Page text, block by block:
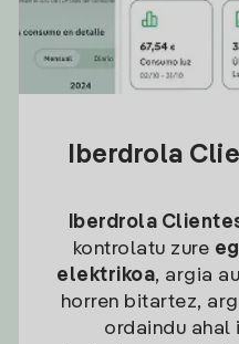
Iberdrola
Iberdrola
kontrolatu zure
elektrikoa, argia
horren bitartez,
ordaindu ahal